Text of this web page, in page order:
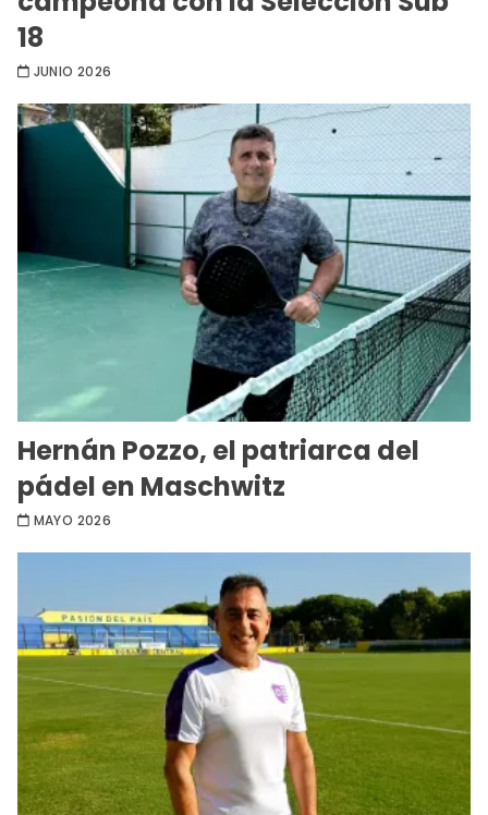
18
JUNIO 2026
Hernán Pozzo, el patriarca del
pádel en Maschwitz
MAYO 2026